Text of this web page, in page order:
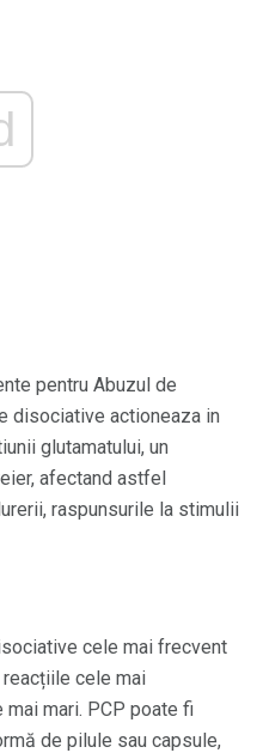
pentru Abuzul de
disociative actioneaza in
glutamatului, un
afectand astfel
raspunsurile la stimulii
cele mai frecvent
cele mai
mari. PCP poate fi
de pilule sau capsule,